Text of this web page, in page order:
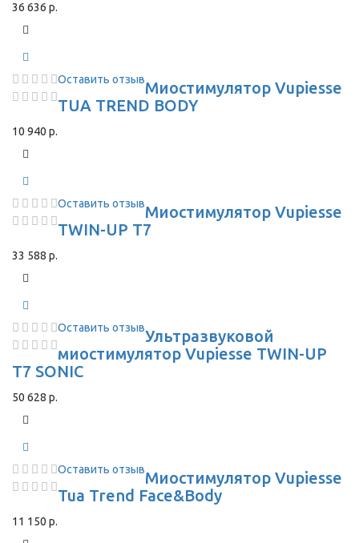
36 636 р.
Оставить отзывМиостимулятор Vupiesse
TUA TREND BODY
10 940 р.
Оставить отзывМиостимулятор Vupiesse
TWIN-UP T7
33 588 р.
Оставить отзывУльтразвуковой
миостимулятор Vupiesse TWIN-UP
T7 SONIC
50 628 р.
Оставить отзывМиостимулятор Vupiesse
Tua Trend Face&Body
11 150 р.